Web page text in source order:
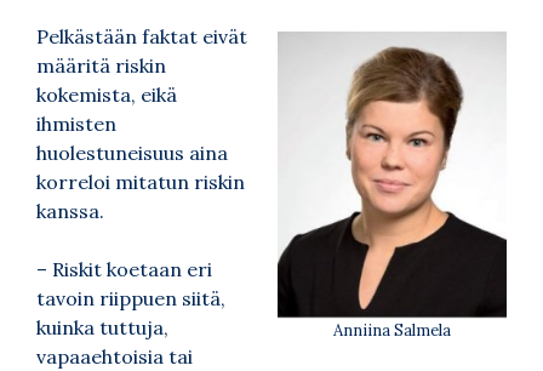
Anniina Salmela
Pelkästään faktat eivät
määritä riskin
kokemista, eikä
ihmisten
huolestuneisuus aina
korreloi mitatun riskin
kanssa.
– Riskit koetaan eri
tavoin riippuen siitä,
kuinka tuttuja,
vapaaehtoisia tai